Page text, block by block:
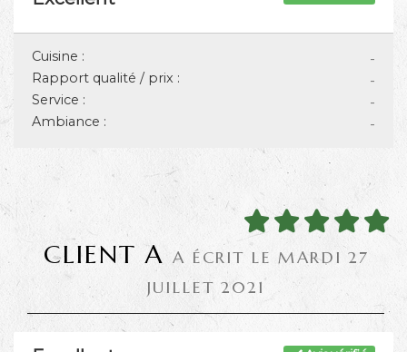
-
Cuisine :
-
Rapport qualité / prix :
-
Service :
-
Ambiance :
CLIENT A A ÉCRIT LE MARDI 27
JUILLET 2021